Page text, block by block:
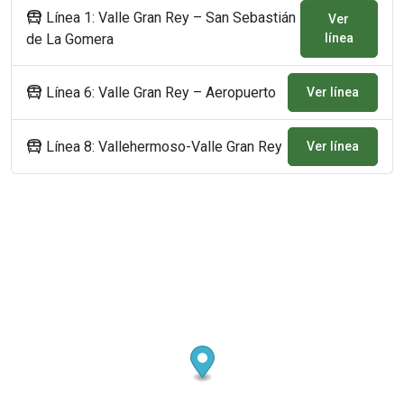
Línea 1: Valle Gran Rey – San Sebastián
de La Gomera
Ver
línea
Línea 6: Valle Gran Rey – Aeropuerto Ver línea
Línea 8: Vallehermoso-Valle Gran Rey Ver línea